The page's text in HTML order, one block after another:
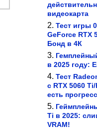
видеокарта
Тест игры
GeForce RTX
Бонд в 4К
в 2025 году:
Тест
с RTX 5060
есть
Ti в 2025:
VRAM!